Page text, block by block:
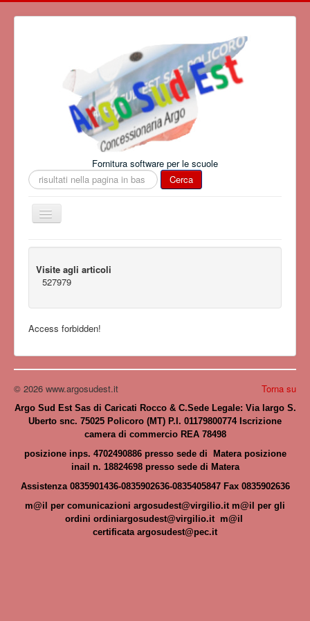
Fornitura software per le scuole
Cerca
Cerca
Cambia
navigazione
Visite agli articoli
527979
Access forbidden!
Torna su
© 2026 www.argosudest.it
Argo Sud Est Sas di Caricati Rocco & C.Sede Legale: Via largo S.
Uberto snc. 75025 Policoro (MT) P.I. 01179800774 Iscrizione
camera di commercio REA 78498
posizione inps. 4702490886 presso sede di Matera posizione
inail n. 18824698 presso sede di Matera
Assistenza 0835901436-0835902636-0835405847 Fax 0835902636
m@il per comunicazioni argosudest@virgilio.it m@il per gli
ordini ordiniargosudest@virgilio.it m@il
certificata argosudest@pec.it